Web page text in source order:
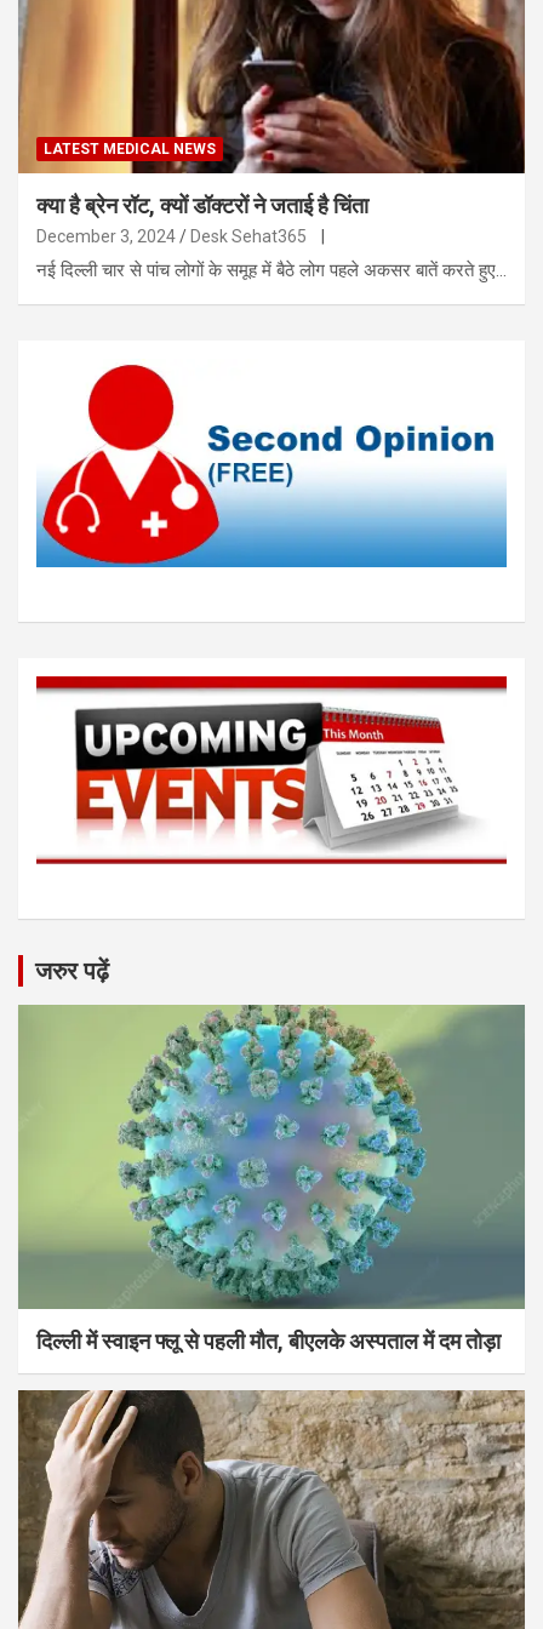
LATEST MEDICAL NEWS
क्या है ब्रेन रॉट, क्यों डॉक्टरों ने जताई है चिंता
December 3, 2024 Desk Sehat365
नई दिल्ली चार से पांच लोगों के समूह में बैठे लोग पहले अकसर बातें करते हुए…
जरुर पढ़ें
दिल्ली में स्वाइन फ्लू से पहली मौत, बीएलके अस्पताल में दम तोड़ा